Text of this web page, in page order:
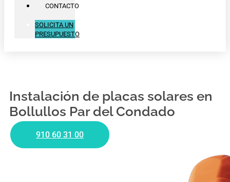
CONTACTO
SOLICITA UN
PRESUPUESTO
Instalación de placas solares en
Bollullos Par del Condado
910 60 31 00